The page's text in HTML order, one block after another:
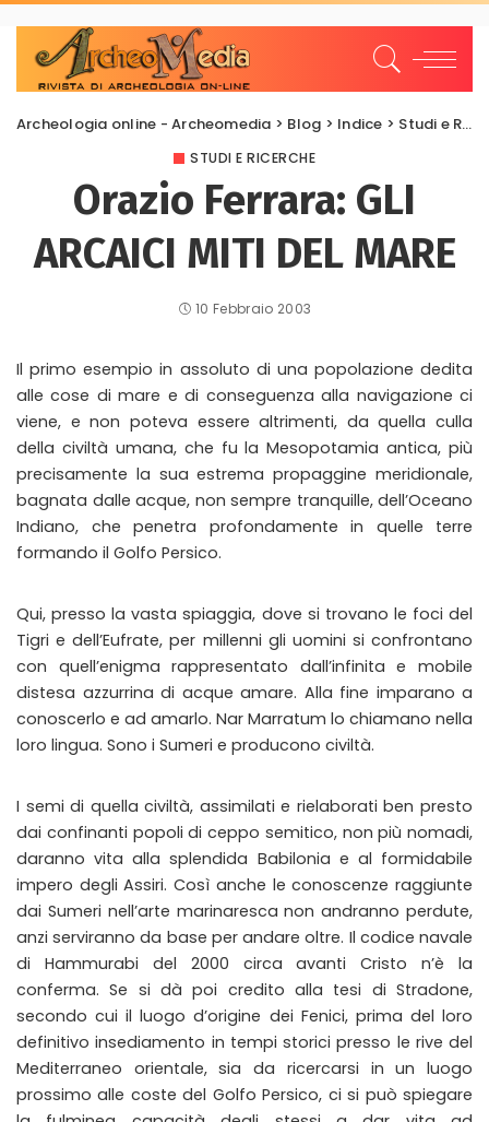
Archeologia online - Archeomedia > Blog > Indice > Studi e Ricerche
STUDI E RICERCHE
Orazio Ferrara: GLI
ARCAICI MITI DEL MARE
10 Febbraio 2003
Il primo esempio in assoluto di una popolazione dedita
alle cose di mare e di conseguenza alla navigazione ci
viene, e non poteva essere altrimenti, da quella culla
della civiltà umana, che fu la Mesopotamia antica, più
precisamente la sua estrema propaggine meridionale,
bagnata dalle acque, non sempre tranquille, dell’Oceano
Indiano, che penetra profondamente in quelle terre
formando il Golfo Persico.
Qui, presso la vasta spiaggia, dove si trovano le foci del
Tigri e dell’Eufrate, per millenni gli uomini si confrontano
con quell’enigma rappresentato dall’infinita e mobile
distesa azzurrina di acque amare. Alla fine imparano a
conoscerlo e ad amarlo. Nar Marratum lo chiamano nella
loro lingua. Sono i Sumeri e producono civiltà.
I semi di quella civiltà, assimilati e rielaborati ben presto
dai confinanti popoli di ceppo semitico, non più nomadi,
daranno vita alla splendida Babilonia e al formidabile
impero degli Assiri. Così anche le conoscenze raggiunte
dai Sumeri nell’arte marinaresca non andranno perdute,
anzi serviranno da base per andare oltre. Il codice navale
di Hammurabi del 2000 circa avanti Cristo n’è la
conferma. Se si dà poi credito alla tesi di Stradone,
secondo cui il luogo d’origine dei Fenici, prima del loro
definitivo insediamento in tempi storici presso le rive del
Mediterraneo orientale, sia da ricercarsi in un luogo
prossimo alle coste del Golfo Persico, ci si può spiegare